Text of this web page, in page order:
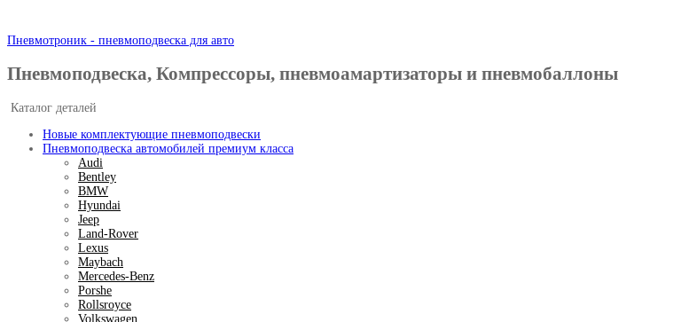
Пневмотроник - пневмоподвеска для авто
Пневмоподвеска, Компрессоры, пневмоамартизаторы и пневмобаллоны
Каталог деталей
Новые комплектующие пневмоподвески
Пневмоподвеска автомобилей премиум класса
Audi
Bentley
BMW
Hyundai
Jeep
Land-Rover
Lexus
Maybach
Mercedes-Benz
Porshe
Rollsroyce
Volkswagen